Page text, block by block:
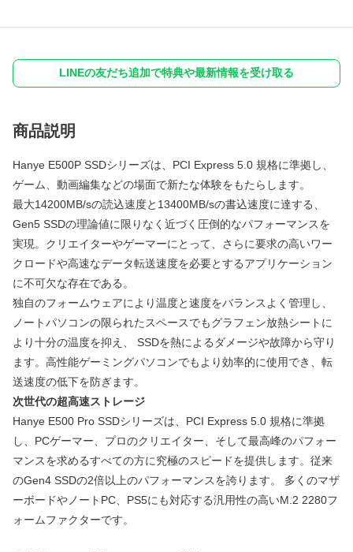
LINEの友だち追加で特典や最新情報を受け取る
商品説明
Hanye E500P SSDシリーズは、PCI Express 5.0 規格に準拠し、
ゲーム、動画編集などの場面で新たな体験をもたらします。
最大14200MB/sの読込速度と13400MB/sの書込速度に達する、
Gen5 SSDの理論値に限りなく近づく圧倒的なパフォーマンスを
実現。クリエイターやゲーマーにとって、さらに要求の高いワー
クロードや高速なデータ転送速度を必要とするアプリケーション
に不可欠な存在である。
独自のフォームウェアにより温度と速度をバランスよく管理し、
ノートパソコンの限られたスペースでもグラフェン放熱シートに
より十分の温度を抑え、 SSDを熱によるダメージや故障から守り
ます。高性能ゲーミングパソコンでもより効率的に使用でき、転
送速度の低下を防ぎます。
次世代の超高速ストレージ
Hanye E500 Pro SSDシリーズは、PCI Express 5.0 規格に準拠
し、PCゲーマー、プロのクリエイター、そして最高峰のパフォー
マンスを求めるすべての方に究極のスピードを提供します。従来
のGen4 SSDの2倍以上のパフォーマンスを誇ります。 多くのマザ
ーボードやノートPC、PS5にも対応する汎用性の高いM.2 2280フ
ォームファクターです。